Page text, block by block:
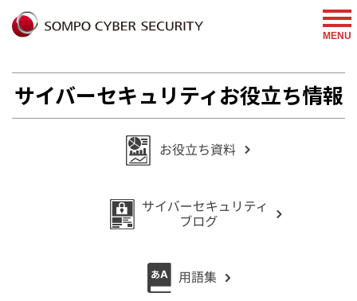
MENU
サイバーセキュリティお役立ち情報